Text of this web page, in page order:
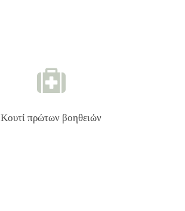
Κουτί πρώτων βοηθειών